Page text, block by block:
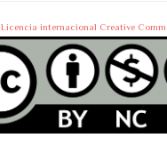
Licencia internacional Creative